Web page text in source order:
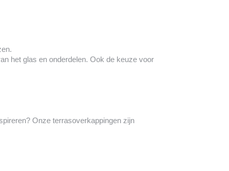
het glas en onderdelen. Ook de keuze voor
Onze terrasoverkappingen zijn